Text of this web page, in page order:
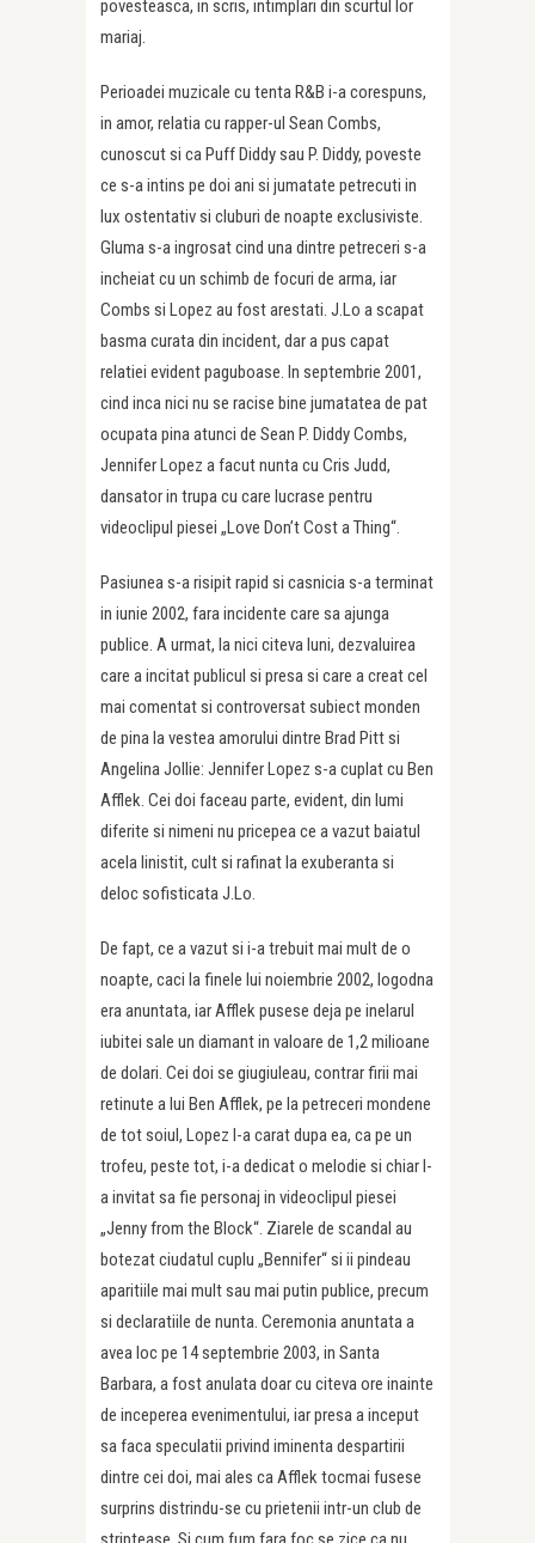
povesteasca, in scris, intimplari din scurtul lor
mariaj.
Perioadei muzicale cu tenta R&B i-a corespuns,
in amor, relatia cu rapper-ul Sean Combs,
cunoscut si ca Puff Diddy sau P. Diddy, poveste
ce s-a intins pe doi ani si jumatate petrecuti in
lux ostentativ si cluburi de noapte exclusiviste.
Gluma s-a ingrosat cind una dintre petreceri s-a
incheiat cu un schimb de focuri de arma, iar
Combs si Lopez au fost arestati. J.Lo a scapat
basma curata din incident, dar a pus capat
relatiei evident paguboase. In septembrie 2001,
cind inca nici nu se racise bine jumatatea de pat
ocupata pina atunci de Sean P. Diddy Combs,
Jennifer Lopez a facut nunta cu Cris Judd,
dansator in trupa cu care lucrase pentru
videoclipul piesei „Love Don’t Cost a Thing“.
Pasiunea s-a risipit rapid si casnicia s-a terminat
in iunie 2002, fara incidente care sa ajunga
publice. A urmat, la nici citeva luni, dezvaluirea
care a incitat publicul si presa si care a creat cel
mai comentat si controversat subiect monden
de pina la vestea amorului dintre Brad Pitt si
Angelina Jollie: Jennifer Lopez s-a cuplat cu Ben
Afflek. Cei doi faceau parte, evident, din lumi
diferite si nimeni nu pricepea ce a vazut baiatul
acela linistit, cult si rafinat la exuberanta si
deloc sofisticata J.Lo.
De fapt, ce a vazut si i-a trebuit mai mult de o
noapte, caci la finele lui noiembrie 2002, logodna
era anuntata, iar Afflek pusese deja pe inelarul
iubitei sale un diamant in valoare de 1,2 milioane
de dolari. Cei doi se giugiuleau, contrar firii mai
retinute a lui Ben Afflek, pe la petreceri mondene
de tot soiul, Lopez l-a carat dupa ea, ca pe un
trofeu, peste tot, i-a dedicat o melodie si chiar l-
a invitat sa fie personaj in videoclipul piesei
„Jenny from the Block“. Ziarele de scandal au
botezat ciudatul cuplu „Bennifer“ si ii pindeau
aparitiile mai mult sau mai putin publice, precum
si declaratiile de nunta. Ceremonia anuntata a
avea loc pe 14 septembrie 2003, in Santa
Barbara, a fost anulata doar cu citeva ore inainte
de inceperea evenimentului, iar presa a inceput
sa faca speculatii privind iminenta despartirii
dintre cei doi, mai ales ca Afflek tocmai fusese
surprins distrindu-se cu prietenii intr-un club de